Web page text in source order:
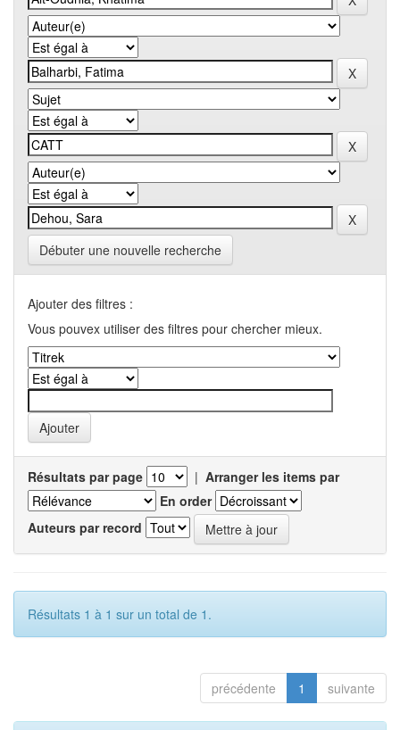
Débuter une nouvelle recherche
Ajouter des filtres :
Vous pouvex utiliser des filtres pour chercher mieux.
Résultats par page | Arranger les items par
En order
Auteurs par record
Résultats 1 à 1 sur un total de 1.
précédente 1 suivante